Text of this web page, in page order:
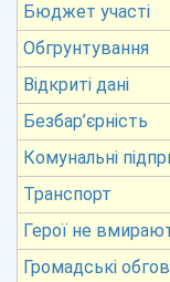
Бюджет участі
Обгрунтування
Відкриті дані
Безбар’єрність
Комунальні
Транспорт
Герої не
Громадські